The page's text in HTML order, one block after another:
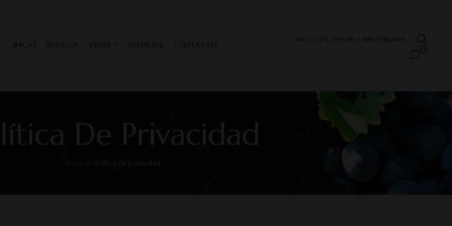
INICIO BODEGA VINOS NOTICIAS CONTACTO
INICIO DE SESIÓN / REGISTRARSE
De Privacidad
Política de privacidad